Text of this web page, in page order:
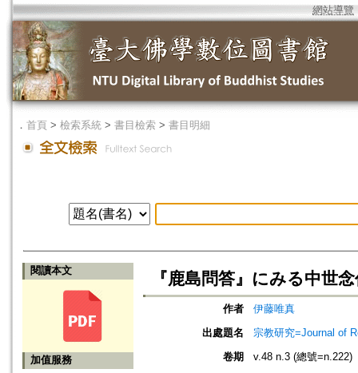
網站導覽
． 首頁 > 檢索系統 > 書目檢索 > 書目明細
閱讀本文
加值服務
『鹿島問答』にみる中世
作者
伊藤唯真
出處題名
宗教研究=Journal of
卷期
v.48 n.3 (總號=n.222)